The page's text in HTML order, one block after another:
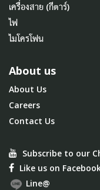
เครื่องสาย (กีตาร์)
ไฟ
ไมโครโฟน
About us
About Us
Careers
Contact Us
Subscribe to our
Like us on
Line@